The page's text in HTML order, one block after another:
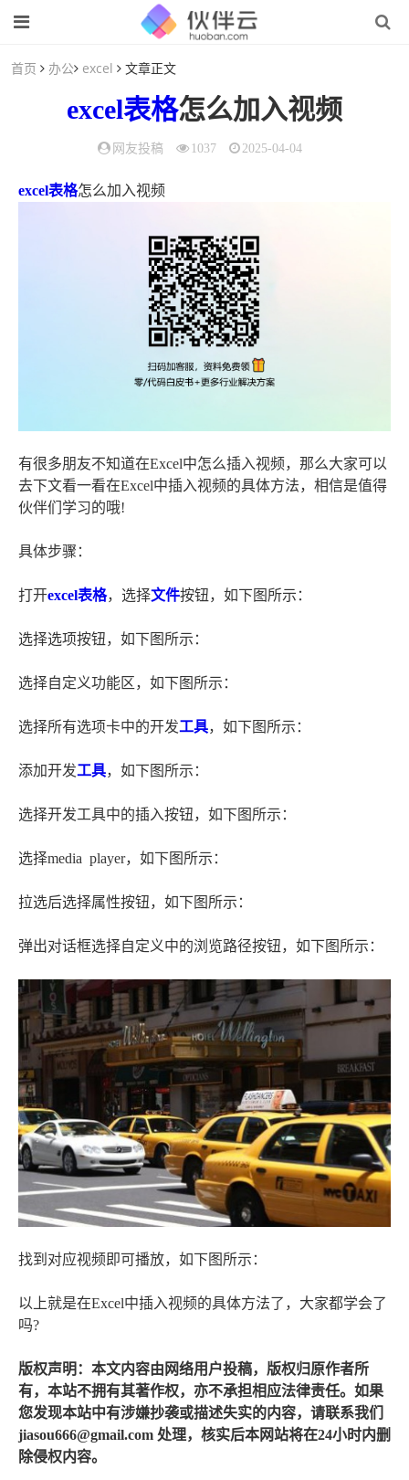
首页 办公 excel 文章正文
excel表格怎么加入视频
网友投稿 1037 2025-04-04
excel表格怎么加入视频
有很多朋友不知道在Excel中怎么插入视频，那么大家可以
去下文看一看在Excel中插入视频的具体方法，相信是值得
伙伴们学习的哦!
具体步骤：
打开excel表格，选择文件按钮，如下图所示：
选择选项按钮，如下图所示：
选择自定义功能区，如下图所示：
选择所有选项卡中的开发工具，如下图所示：
添加开发工具，如下图所示：
选择开发工具中的插入按钮，如下图所示：
选择media player，如下图所示：
拉选后选择属性按钮，如下图所示：
弹出对话框选择自定义中的浏览路径按钮，如下图所示：
找到对应视频即可播放，如下图所示：
以上就是在Excel中插入视频的具体方法了，大家都学会了
吗?
版权声明：本文内容由网络用户投稿，版权归原作者所
有，本站不拥有其著作权，亦不承担相应法律责任。如果
您发现本站中有涉嫌抄袭或描述失实的内容，请联系我们
jiasou666@gmail.com 处理，核实后本网站将在24小时内删
除侵权内容。